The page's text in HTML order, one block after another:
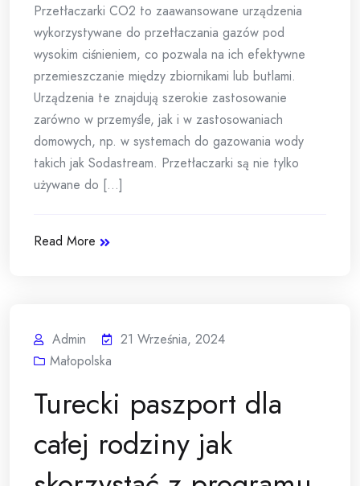
Przetłaczarki CO2 to zaawansowane urządzenia
wykorzystywane do przetłaczania gazów pod
wysokim ciśnieniem, co pozwala na ich efektywne
przemieszczanie między zbiornikami lub butlami.
Urządzenia te znajdują szerokie zastosowanie
zarówno w przemyśle, jak i w zastosowaniach
domowych, np. w systemach do gazowania wody
takich jak Sodastream. Przetłaczarki są nie tylko
używane do [...]
Read More
Admin
21 Września, 2024
Małopolska
Turecki paszport dla
całej rodziny jak